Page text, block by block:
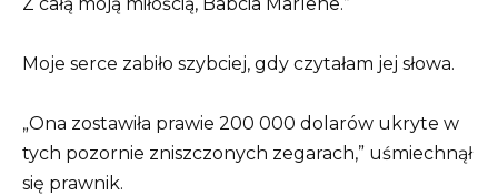
Moje serce zabiło szybciej, gdy czytałam jej słowa.
„Ona zostawiła prawie 200 000 dolarów ukryte w
tych pozornie zniszczonych zegarach,” uśmiechnął
się prawnik.